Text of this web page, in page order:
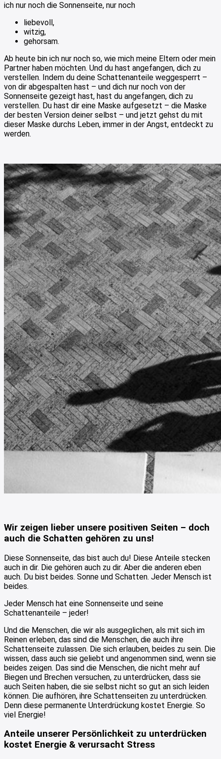
ich nur noch die Sonnenseite, nur noch
liebevoll,
witzig,
gehorsam.
Ab heute bin ich nur noch so, wie mich meine Eltern oder mein
Partner haben möchten. Und du hast angefangen, dich zu
verstellen. Indem du deine Schattenanteile weggesperrt –
von dir abgespalten hast – und dich nur noch von der
Sonnenseite gezeigt hast, hast du angefangen, dich zu
verstellen. Du hast dir eine Maske aufgesetzt – die Maske
der besten Version deiner selbst – und jetzt gehst du mit
dieser Maske durchs Leben, immer in der Angst, entdeckt zu
werden.
Wir zeigen lieber unsere positiven Seiten – doch
auch die Schatten gehören zu uns!
Diese Sonnenseite, das bist auch du! Diese Anteile stecken
auch in dir. Die gehören auch zu dir. Aber die anderen eben
auch. Du bist beides. Sonne und Schatten. Jeder Mensch ist
beides.
Jeder Mensch hat eine Sonnenseite und seine
Schattenanteile – jeder!
Und die Menschen, die wir als ausgeglichen, als mit sich im
Reinen erleben, das sind die Menschen, die auch ihre
Schattenseite zulassen. Die sich erlauben, beides zu sein. Die
wissen, dass auch sie geliebt und angenommen sind, wenn sie
beides zeigen. Das sind die Menschen, die nicht mehr auf
Biegen und Brechen versuchen, zu unterdrücken, dass sie
auch Seiten haben, die sie selbst nicht so gut an sich leiden
können. Die aufhören, ihre Schattenseiten zu unterdrücken.
Denn diese permanente Unterdrückung kostet Energie. So
viel Energie!
Anteile unserer Persönlichkeit zu unterdrücken
kostet Energie & verursacht Stress